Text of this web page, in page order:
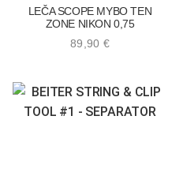
89,90 €
LEČA SCOPE MYBO TEN
ZONE NIKON 0,75